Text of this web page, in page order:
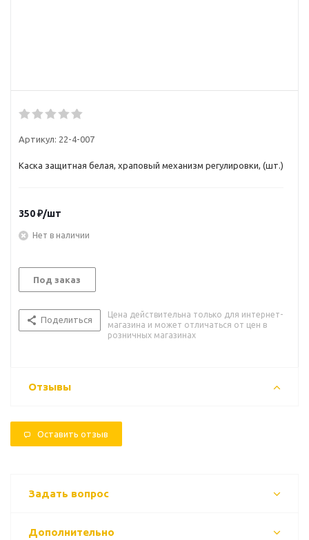
Артикул: 22-4-007
Каска защитная белая, храповый механизм регулировки, (шт.)
350₽/шт
Нет в наличии
Под заказ
Поделиться
Цена действительна только для интернет-
магазина и может отличаться от цен в
розничных магазинах
Отзывы
Оставить отзыв
Задать вопрос
Дополнительно